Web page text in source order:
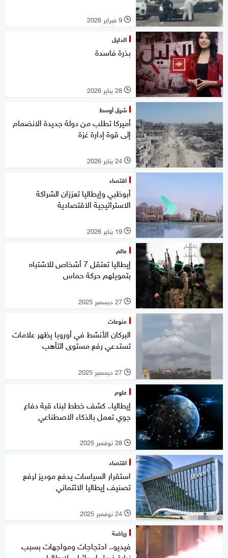
l 9 فبراير 2026
الدليل
بذرة فاسدة
l 28 يناير 2026
شرق أوسط
أميركا تطلب من دولة جديدة الانضمام
إلى قوة إدارة غزة
l 24 يناير 2026
اقتصاد
أبوظبي وإيطاليا تعززان الشراكة
الاستراتيجية الاقتصادية
l 19 يناير 2026
عالم
إيطاليا تعتقل 7 أشخاص للاشتباه
بتمويلهم حركة حماس
l 27 ديسمبر 2025
منوعات
البركان الأنشط في أوروبا يظهر علامات
تستدعي رفع مستوى التأهب
l 27 ديسمبر 2025
علوم
إيطاليا.. كشف خطط لبناء قبة دفاع
جوي تعمل بالذكاء الاصطناعي
l 28 نوفمبر 2025
اقتصاد
استقرار السياسات يدفع موديز لرفع
تصنيف إيطاليا الائتماني
l 24 نوفمبر 2025
رياضة
فيديو.. احتجاجات ومواجهات بسبب